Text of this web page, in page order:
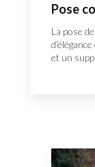
Pose
La pose
et un